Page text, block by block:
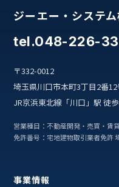
ジーエー・システ
tel.048-226-
〒332-0012
埼玉県川口市本町3丁目2番12
JR京浜東北線「川口」駅 徒
営業種目：不動産開発・売買・賃
免許番号：宅地建物取引業者免許
事業情報